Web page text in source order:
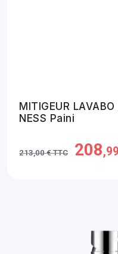
MITIGEUR
NESS Paini
213,00 € TTC 208,99